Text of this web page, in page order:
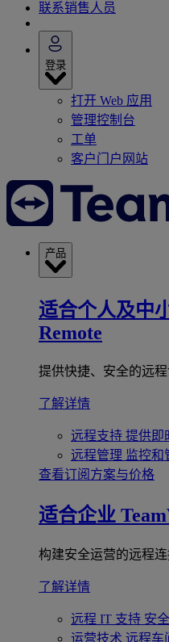
联系销售人员
登录
打开 Web 应用
管理控制台
工单
客户门户网站
产品
适合个人及中
Remote
提供快捷、安全的远程
了解详情
远程支持 提供即
远程管理 监控和
查看订阅方案与价格
适合企业
构建安全运营的远程连
了解详情
远程 IT 支持 安
运营技术 远程车